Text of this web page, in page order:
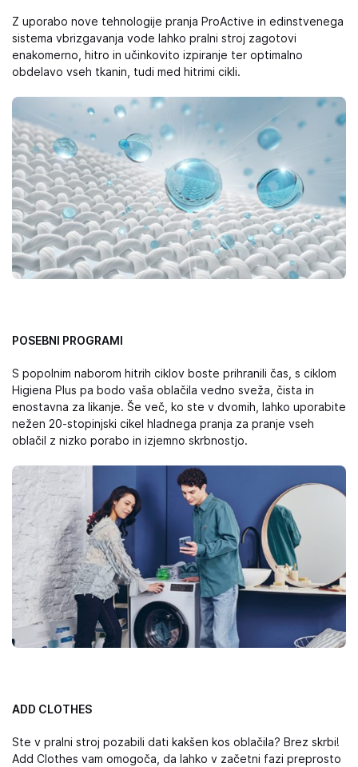
Z uporabo nove tehnologije pranja ProActive in edinstvenega
sistema vbrizgavanja vode lahko pralni stroj zagotovi
enakomerno, hitro in učinkovito izpiranje ter optimalno
obdelavo vseh tkanin, tudi med hitrimi cikli.
POSEBNI PROGRAMI
S popolnim naborom hitrih ciklov boste prihranili čas, s ciklom
Higiena Plus pa bodo vaša oblačila vedno sveža, čista in
enostavna za likanje. Še več, ko ste v dvomih, lahko uporabite
nežen 20-stopinjski cikel hladnega pranja za pranje vseh
oblačil z nizko porabo in izjemno skrbnostjo.
ADD CLOTHES
Ste v pralni stroj pozabili dati kakšen kos oblačila? Brez skrbi!
Add Clothes vam omogoča, da lahko v začetni fazi preprosto